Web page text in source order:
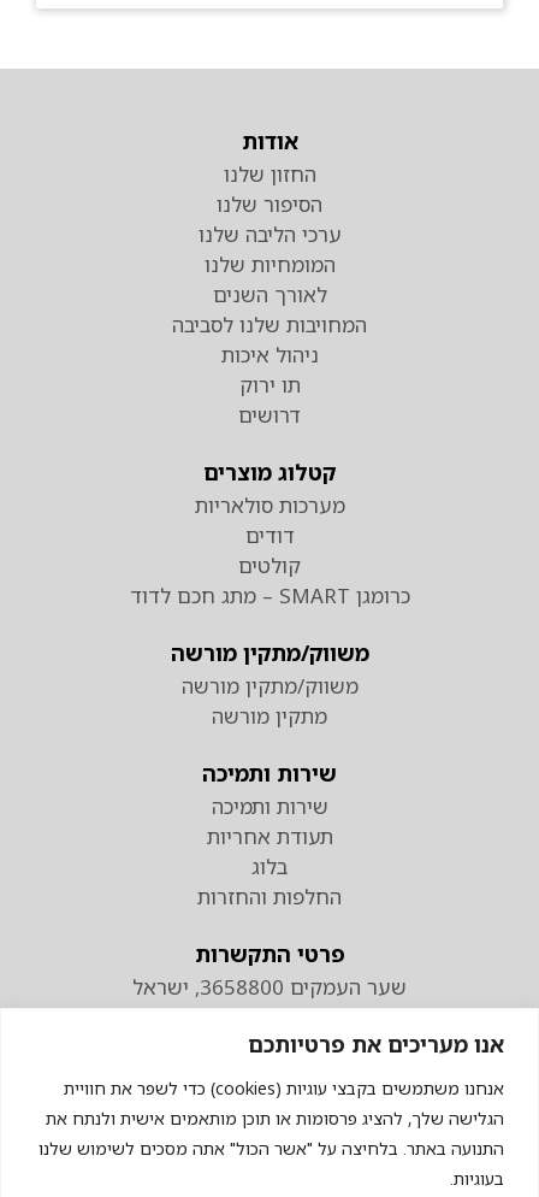
אנו מעריכים את פרטיותכם
אנחנו משתמשים בקבצי עוגיות (cookies) כדי לשפר את חוויית
הגלישה שלך, להציג פרסומות או תוכן מותאמים אישית ולנתח את
התנועה באתר. בלחיצה על "אשר הכול" אתה מסכים לשימוש שלנו
בעוגיות.
אודות
החזון שלנו
הסיפור שלנו
ערכי הליבה שלנו
המומחיות שלנו
לאורך השנים
המחויבות שלנו לסביבה
ניהול איכות
תו ירוק
דרושים
קטלוג מוצרים
מערכות סולאריות
דודים
קולטים
כרומגן SMART – מתג חכם לדוד
משווק/מתקין מורשה
משווק/מתקין מורשה
מתקין מורשה
שירות ותמיכה
שירות ותמיכה
תעודת אחריות
בלוג
החלפות והחזרות
פרטי התקשרות
שער העמקים 3658800, ישראל
טלפון
074-7110298